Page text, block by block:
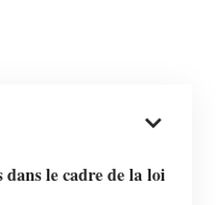
dans le cadre de la loi